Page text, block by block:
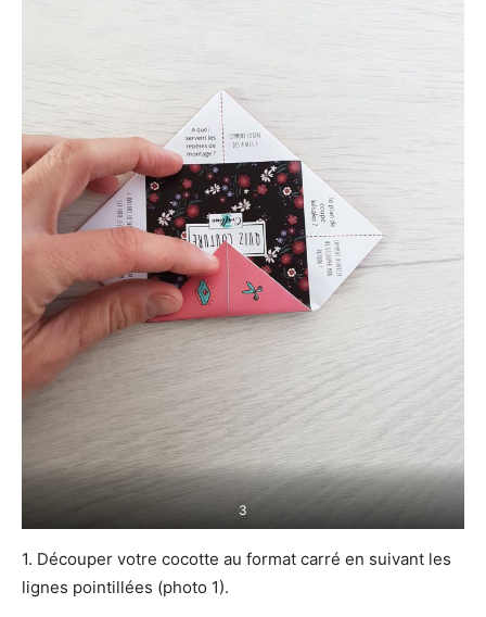
3
1. Découper votre cocotte au format carré en suivant les
lignes pointillées (photo 1).